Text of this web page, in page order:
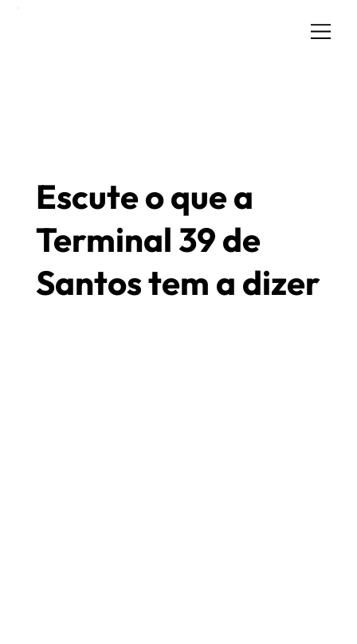
Escute o que a
Terminal 39 de
Santos tem a dizer